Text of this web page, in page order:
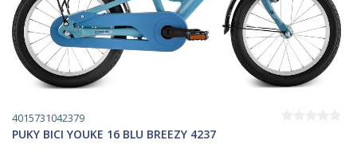
4015731042379
PUKY BICI YOUKE 16 BLU BREEZY 4237